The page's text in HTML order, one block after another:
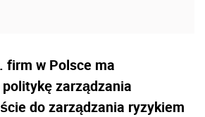
firm w Polsce ma
zarządzania
do zarządzania ryzykiem